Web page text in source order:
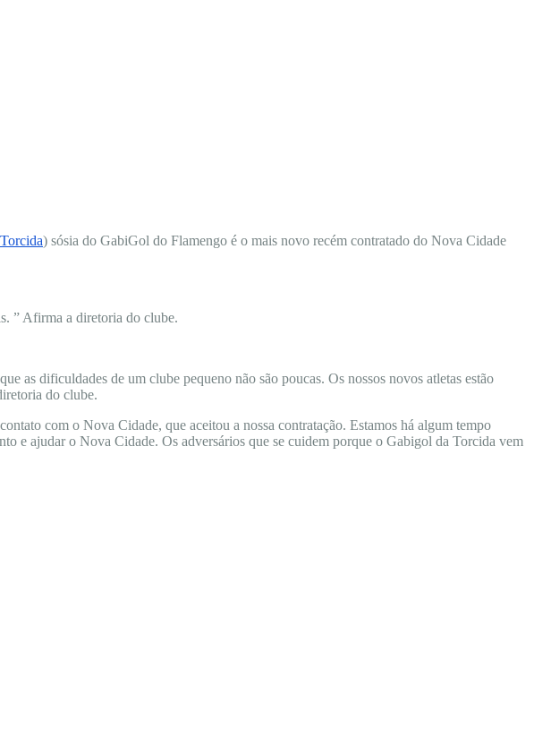
) sósia do GabiGol do Flamengo é o mais novo recém contratado do Nova Cidade
” Afirma a diretoria do clube.
as dificuldades de um clube pequeno não são poucas. Os nossos novos atletas estão
do clube.
com o Nova Cidade, que aceitou a nossa contratação. Estamos há algum tempo
e ajudar o Nova Cidade. Os adversários que se cuidem porque o Gabigol da Torcida vem